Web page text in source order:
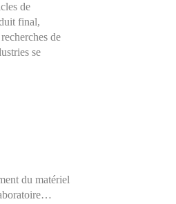
de
final,
de
se
du matériel